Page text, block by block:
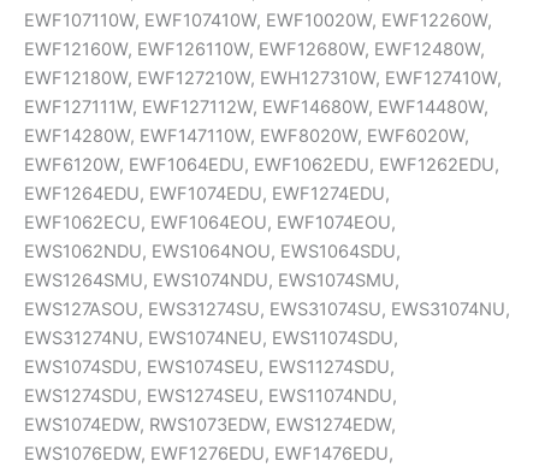
EWF107110W, EWF107410W, EWF10020W, EWF12260W,
EWF12160W, EWF126110W, EWF12680W, EWF12480W,
EWF12180W, EWF127210W, EWH127310W, EWF127410W,
EWF127111W, EWF127112W, EWF14680W, EWF14480W,
EWF14280W, EWF147110W, EWF8020W, EWF6020W,
EWF6120W, EWF1064EDU, EWF1062EDU, EWF1262EDU,
EWF1264EDU, EWF1074EDU, EWF1274EDU,
EWF1062ECU, EWF1064EOU, EWF1074EOU,
EWS1062NDU, EWS1064NOU, EWS1064SDU,
EWS1264SMU, EWS1074NDU, EWS1074SMU,
EWS127ASOU, EWS31274SU, EWS31074SU, EWS31074NU,
EWS31274NU, EWS1074NEU, EWS11074SDU,
EWS1074SDU, EWS1074SEU, EWS11274SDU,
EWS1274SDU, EWS1274SEU, EWS11074NDU,
EWS1074EDW, RWS1073EDW, EWS1274EDW,
EWS1076EDW, EWF1276EDU, EWF1476EDU,